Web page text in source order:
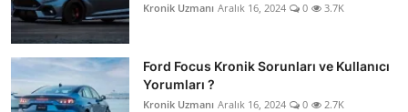
Kronik Uzmanı Aralık 16, 2024 0 3.7K
Ford Focus Kronik Sorunları ve Kullanıcı
Yorumları ?
Kronik Uzmanı Aralık 16, 2024 0 2.7K